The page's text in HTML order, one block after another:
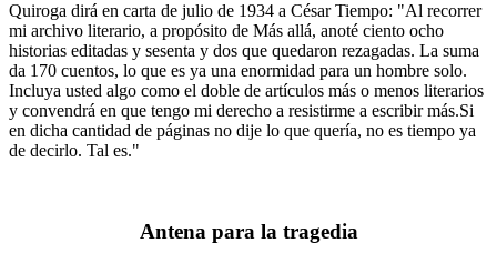
Quiroga dirá en carta de julio de 1934 a César Tiempo: "Al recorrer
mi archivo literario, a propósito de Más allá, anoté ciento ocho
historias editadas y sesenta y dos que quedaron rezagadas. La suma
da 170 cuentos, lo que es ya una enormidad para un hombre solo.
Incluya usted algo como el doble de artículos más o menos literarios
y convendrá en que tengo mi derecho a resistirme a escribir más.Si
en dicha cantidad de páginas no dije lo que quería, no es tiempo ya
de decirlo. Tal es."
Antena para la tragedia